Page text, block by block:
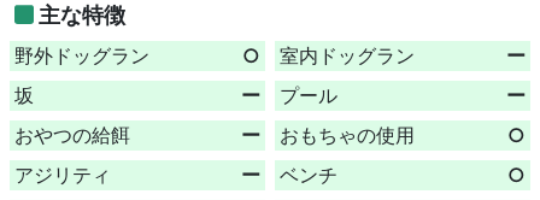
主な特徴
野外ドッグラン ○ 室内ドッグラン
ー
坂
ー プール
ー
おやつの給餌
ー おもちゃの使用
○
アジリティ
ー ベンチ
○